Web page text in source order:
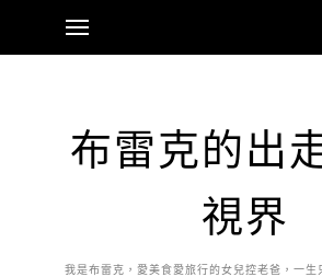
布雷克的出
視界
我是布雷克，愛美食愛旅行的女兒控老爸，一生